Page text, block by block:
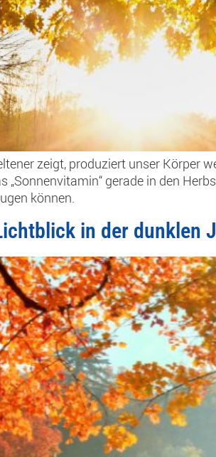
zeigt, produziert unser Körper
„Sonnenvitamin“ gerade in den
können.
in der dunklen